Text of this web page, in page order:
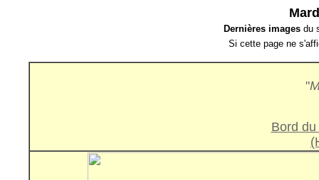
Dernières images du
Si cette page ne
"
Bord